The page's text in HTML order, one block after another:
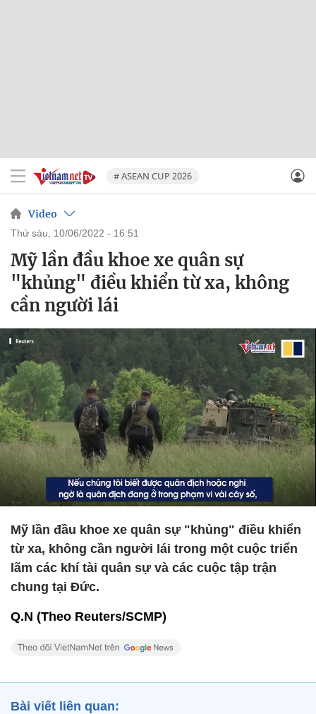
# ASEAN CUP 2026
Video
thứ sáu, 10/06/2022 - 16:51
Mỹ lần đầu khoe xe quân sự
"khủng" điều khiển từ xa, không
cần người lái
Mỹ lần đầu khoe xe quân sự "khủng" điều khiển
từ xa, không cần người lái trong một cuộc triển
lãm các khí tài quân sự và các cuộc tập trận
chung tại Đức.
Q.N (Theo Reuters/SCMP)
Bài viết liên quan: